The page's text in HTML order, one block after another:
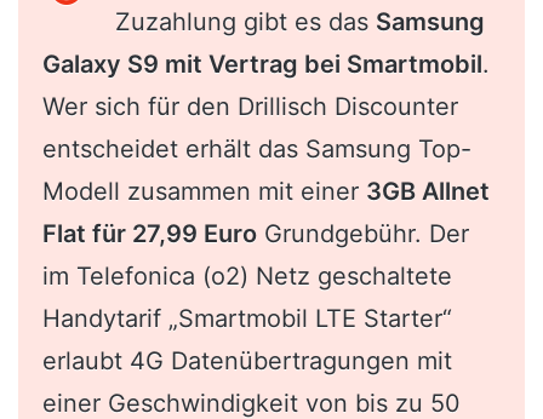
Zuzahlung gibt es das Samsung
Galaxy S9 mit Vertrag bei Smartmobil.
Wer sich für den Drillisch Discounter
entscheidet erhält das Samsung Top-
Modell zusammen mit einer 3GB Allnet
Flat für 27,99 Euro Grundgebühr. Der
im Telefonica (o2) Netz geschaltete
Handytarif „Smartmobil LTE Starter“
erlaubt 4G Datenübertragungen mit
einer Geschwindigkeit von bis zu 50